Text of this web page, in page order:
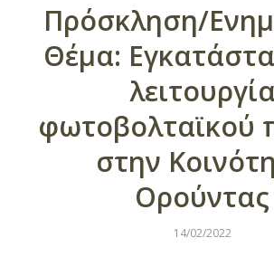
Πρόσκληση/
Θέμα:
λειτουργία
φωτοβολταϊκού
στην
Ορούντας
14/02/2022